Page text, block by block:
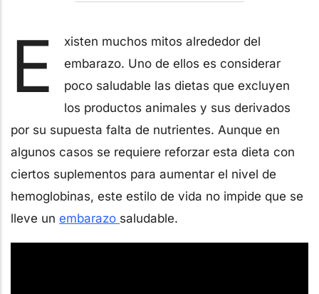
E
xisten muchos mitos alrededor del
embarazo. Uno de ellos es considerar
poco saludable las dietas que excluyen
los productos animales y sus derivados
por su supuesta falta de nutrientes. Aunque en
algunos casos se requiere reforzar esta dieta con
ciertos suplementos para aumentar el nivel de
hemoglobinas, este estilo de vida no impide que se
lleve un embarazo saludable.